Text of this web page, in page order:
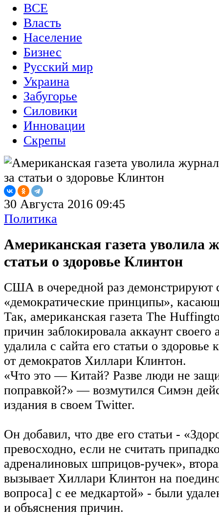
ВСЕ
Власть
Население
Бизнес
Русский мир
Украина
Забугорье
Силовики
Инновации
Скрепы
30 Августа 2016 09:45
Политика
Американская газета уволила
статьи о здоровье Клинтон
США в очередной раз демонстрируют
«демократические принципы»,
Так, американская газета The
причин заблокировала аккаунт
удалила с сайта его статьи о здоровье
от демократов Хиллари Клинтон.
«Что это — Китай? Разве люди не
поправкой?» — возмутился Симэн
издания в своем Twitter.
Он добавил, что две его статьи -
превосходно, если не считать
адреналиновых шприцов-ручек»,
вызывает Хиллари Клинтон на
вопроса] с ее медкартой» - были
и объяснения причин.